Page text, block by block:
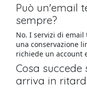
Può un'email
sempre?
No. I servizi di
una conservazione
richiede un account
Cosa
arriva in